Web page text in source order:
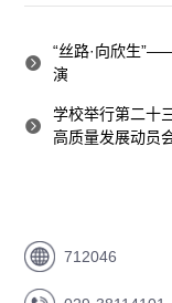
“丝路·向欣生
演
学校举行第二十
高质量发展动员
712046